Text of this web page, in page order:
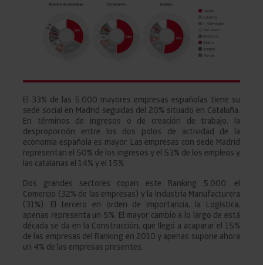
El 33% de las 5.000 mayores empresas españolas tiene su
sede social en Madrid seguidas del 20% situado en Cataluña.
En términos de ingresos o de creación de trabajo, la
desproporción entre los dos polos de actividad de la
economía española es mayor. Las empresas con sede Madrid
representan el 50% de los ingresos y el 53% de los empleos y
las catalanas el 14% y el 15%.
Dos grandes sectores copan este Ranking 5.000: el
Comercio (32% de las empresas) y la Industria Manufacturera
(31%). El tercero en orden de importancia, la Logística,
apenas representa un 5%. El mayor cambio a lo largo de está
década se da en la Construcción, que llegó a acaparar el 15%
de las empresas del Ranking en 2010 y apenas supone ahora
un 4% de las empresas presentes.